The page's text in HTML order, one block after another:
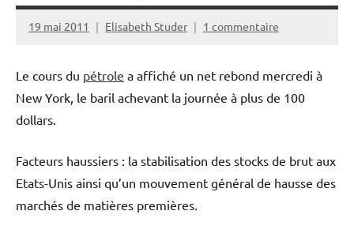
19 mai 2011 Elisabeth Studer 1 commentaire
Le cours du pétrole a affiché un net rebond mercredi à
New York, le baril achevant la journée à plus de 100
dollars.
Facteurs haussiers : la stabilisation des stocks de brut aux
Etats-Unis ainsi qu’un mouvement général de hausse des
marchés de matières premières.